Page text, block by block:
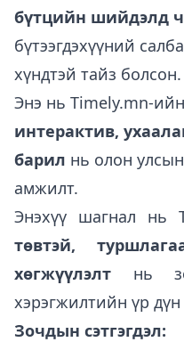
бүтцийн шийдэлд
бүтээгдэхүүний
хүндтэй тайз болсон.
Энэ нь Timely.mn-
интерактив,
барил нь олон
амжилт.
Энэхүү шагнал нь
төвтэй,
хөгжүүлэлт нь
хэрэгжилтийн үр
Зочдын сэтгэгдэл: